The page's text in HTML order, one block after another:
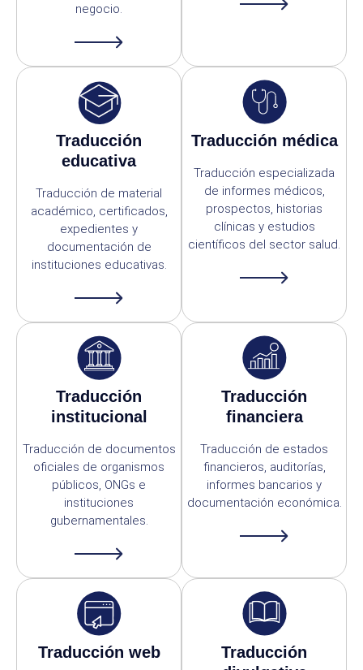
negocio.
Traducción
educativa
Traducción de material
académico, certificados,
expedientes y
documentación de
instituciones educativas.
Traducción médica
Traducción especializada
de informes médicos,
prospectos, historias
clínicas y estudios
científicos del sector salud.
Traducción
institucional
Traducción de documentos
oficiales de organismos
públicos, ONGs e
instituciones
gubernamentales.
Traducción
financiera
Traducción de estados
financieros, auditorías,
informes bancarios y
documentación económica.
Traducción web
Traducción